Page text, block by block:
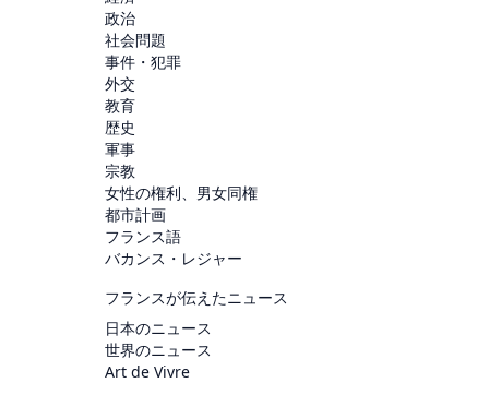
政治
社会問題
事件・犯罪
外交
教育
歴史
軍事
宗教
女性の権利、男女同権
都市計画
フランス語
バカンス・レジャー
フランスが伝えたニュース
日本のニュース
世界のニュース
Art de Vivre